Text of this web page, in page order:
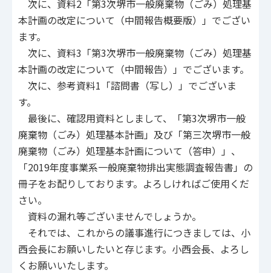
次に、資料2「第3次堺市一般廃棄物（ごみ）処理基
本計画の改定について（中間報告概要版）」でござい
ます。
次に、資料3「第3次堺市一般廃棄物（ごみ）処理基
本計画の改定について（中間報告）」でございます。
次に、参考資料1「諮問書（写し）」でございま
す。
最後に、確認用資料としまして、「第3次堺市一般
廃棄物（ごみ）処理基本計画」及び「第三次堺市一般
廃棄物（ごみ）処理基本計画について（答申）」、
「2019年度事業系一般廃棄物排出実態調査報告書」の
冊子をお配りしております。よろしければご使用くだ
さい。
資料の漏れ等ございませんでしょうか。
それでは、これからの議事進行につきましては、小
西会長にお願いしたいと存じます。小西会長、よろし
くお願いいたします。